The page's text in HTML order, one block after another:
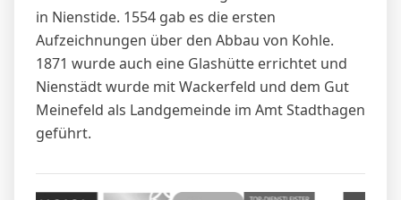
in Nienstide. 1554 gab es die ersten
Aufzeichnungen über den Abbau von Kohle.
1871 wurde auch eine Glashütte errichtet und
Nienstädt wurde mit Wackerfeld und dem Gut
Meinefeld als Landgemeinde im AmtStadthagen
geführt.